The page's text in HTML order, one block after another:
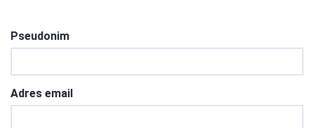
Pseudonim
Adres email